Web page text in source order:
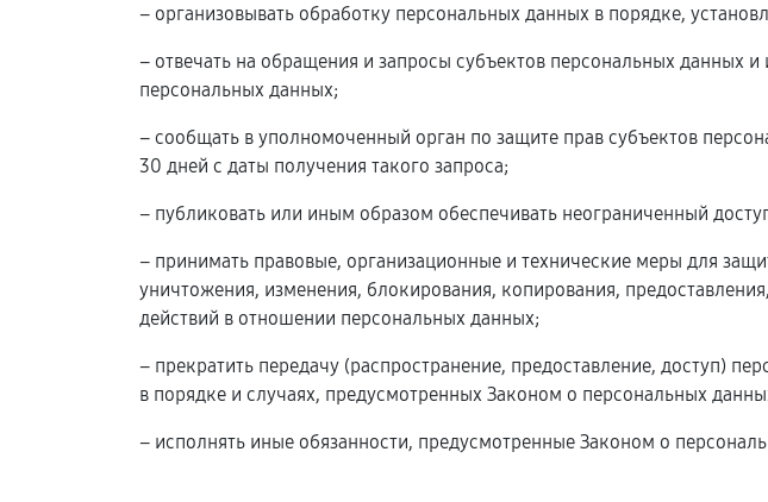
– организовывать обработку персональных данных в порядке,
– отвечать на обращения и запросы субъектов персональных данных
персональных данных;
– сообщать в уполномоченный орган по защите прав субъектов
30 дней с даты получения такого запроса;
– публиковать или иным образом обеспечивать неограниченный
– принимать правовые, организационные и технические меры для
уничтожения, изменения, блокирования, копирования,
действий в отношении персональных данных;
– прекратить передачу (распространение, предоставление, доступ)
в порядке и случаях, предусмотренных Законом о персональных
– исполнять иные обязанности, предусмотренные Законом о